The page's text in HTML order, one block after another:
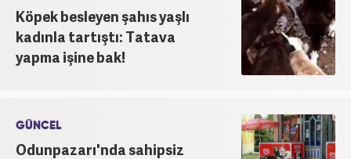
Köpek besleyen şahıs yaşlı
kadınla tartıştı: Tatava
yapma işine bak!
GÜNCEL
Odunpazarı'nda sahipsiz